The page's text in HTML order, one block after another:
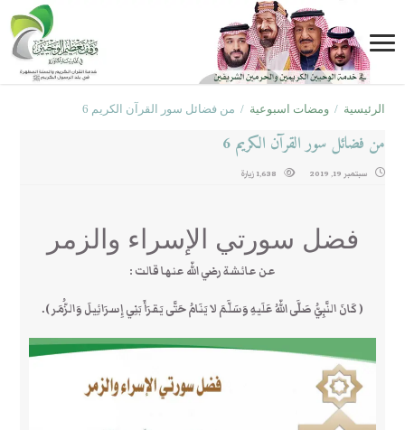
الرئيسية / ومضات اسبوعية / من فضائل سور القرآن الكريم 6
من فضائل سور القرآن الكريم 6
سبتمبر 19, 2019 1,638 زيارة
فضل سورتي الإسراء والزمر
عن عائشة رضي اللّه عنها قالت :
( كَانَ النَّبِيُّ صَلَّى اللّهُ عَلَيهِ وَسَلَّمَ لا يَنَامُ حَتَّى يَقرَأَ بَنِي إِسرَائِيلَ وَالزُّمَر ).